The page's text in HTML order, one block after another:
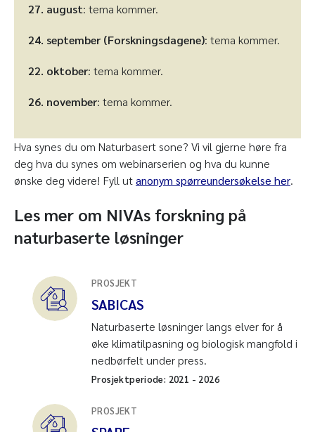
opptak av webinarene på denne nettsiden
27. august: tema kommer.
24. september (Forskningsdagene): tema kommer.
22. oktober: tema kommer.
26. november: tema kommer.
Hva synes du om Naturbasert sone? Vi vil gjerne høre fra
deg hva du synes om webinarserien og hva du kunne
ønske deg videre! Fyll utanonym spørreundersøkelse her.
Les mer om NIVAs forskning på
naturbaserte løsninger
PROSJEKT
SABICAS
Naturbaserte løsninger langs elver for å
øke klimatilpasning og biologisk mangfold i
nedbørfelt under press.
Prosjektperiode: 2021 - 2026
PROSJEKT